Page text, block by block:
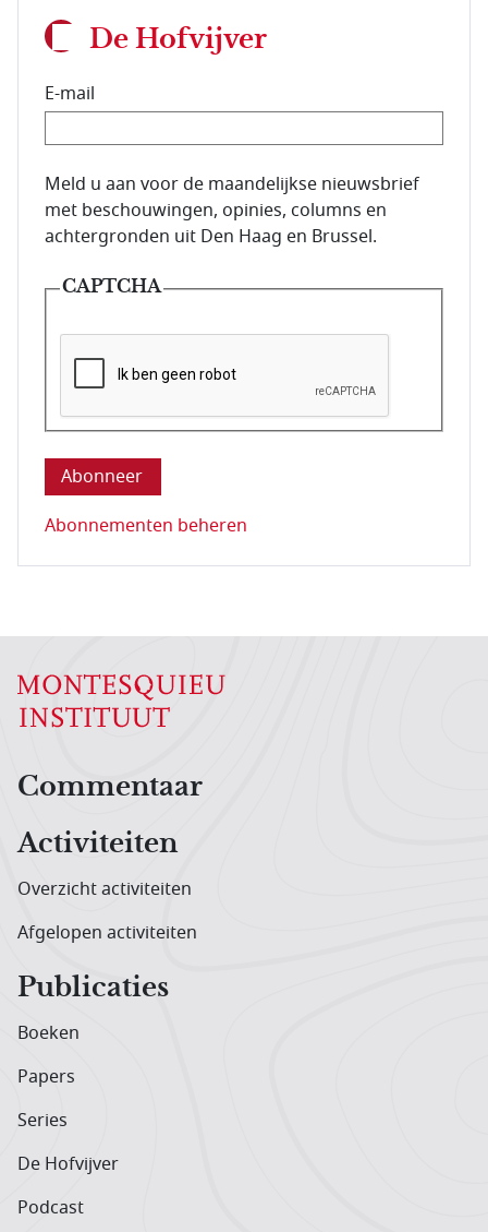
De Hofvijver
E-mail
E-mailadres van de abonnee.
Meld u aan voor de maandelijkse nieuwsbrief
met beschouwingen, opinies, columns en
achtergronden uit Den Haag en Brussel.
CAPTCHA
Deze vraag is om te controleren dat u een mens
Abonnementen beheren
Hoofdnavigatiemenu
Commentaar
Activiteiten
Overzicht activiteiten
Afgelopen activiteiten
Publicaties
Boeken
Papers
Series
De Hofvijver
Podcast